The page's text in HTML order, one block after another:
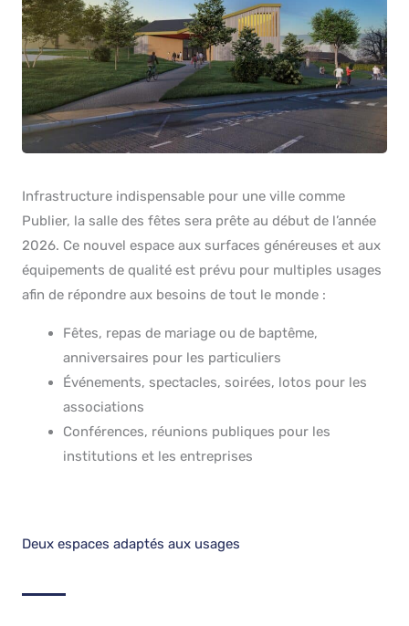
Infrastructure indispensable pour une ville comme
Publier, la salle des fêtes sera prête au début de l’année
2026. Ce nouvel espace aux surfaces généreuses et aux
équipements de qualité est prévu pour multiples usages
afin de répondre aux besoins de tout le monde :
Fêtes, repas de mariage ou de baptême,
anniversaires pour les particuliers
Événements, spectacles, soirées, lotos pour les
associations
Conférences, réunions publiques pour les
institutions et les entreprises
Deux espaces adaptés aux usages